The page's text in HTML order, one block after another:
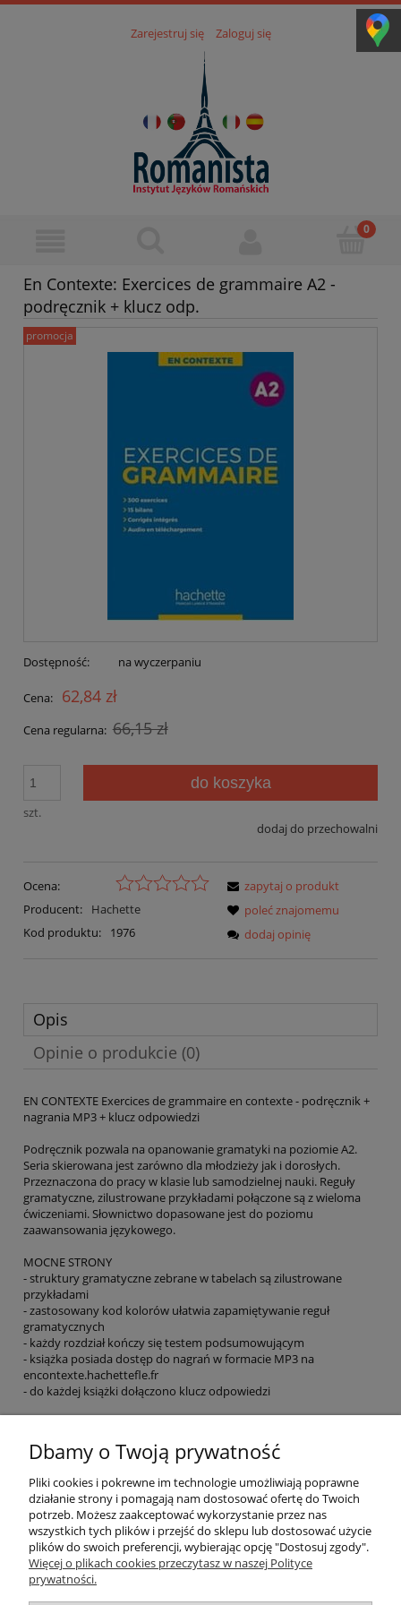
Zarejestruj się Zaloguj się
En Contexte: Exercices de grammaire A2 -
podręcznik + klucz odp.
promocja
Dostępność: na wyczerpaniu
Cena: 62,84 zł
Cena regularna: 66,15 zł
szt.
do koszyka
dodaj do przechowalni
Ocena:
Producent:
Hachette
Kod produktu:
1976
zapytaj o produkt
poleć znajomemu
dodaj opinię
Opis
Opinie o produkcie (0)
EN CONTEXTE Exercices de grammaire en contexte - podręcznik +
nagrania MP3 + klucz odpowiedzi
Podręcznik pozwala na opanowanie gramatyki na poziomie A2.
Seria skierowana jest zarówno dla młodzieży jak i dorosłych.
Przeznaczona do pracy w klasie lub samodzielnej nauki. Reguły
gramatyczne, zilustrowane przykładami połączone są z wieloma
ćwiczeniami. Słownictwo dopasowane jest do poziomu
zaawansowania językowego.
MOCNE STRONY
- struktury gramatyczne zebrane w tabelach są zilustrowane
przykładami
- zastosowany kod kolorów ułatwia zapamiętywanie reguł
gramatycznych
- każdy rozdział kończy się testem podsumowującym
- książka posiada dostęp do nagrań w formacie MP3 na
encontexte.hachettefle.fr
- do każdej książki dołączono klucz odpowiedzi
EAN: 9782014016338
ZAJRZYJ DO ŚRODKA
O nas
Płatności i dostawa
Dbamy o Twoją prywatność
Pliki cookies i pokrewne im technologie umożliwiają poprawne
działanie strony i pomagają nam dostosować ofertę do Twoich
potrzeb. Możesz zaakceptować wykorzystanie przez nas
wszystkich tych plików i przejść do sklepu lub dostosować użycie
plików do swoich preferencji, wybierając opcję "Dostosuj zgody".
Więcej o plikach cookies przeczytasz w naszej Polityce
prywatności.